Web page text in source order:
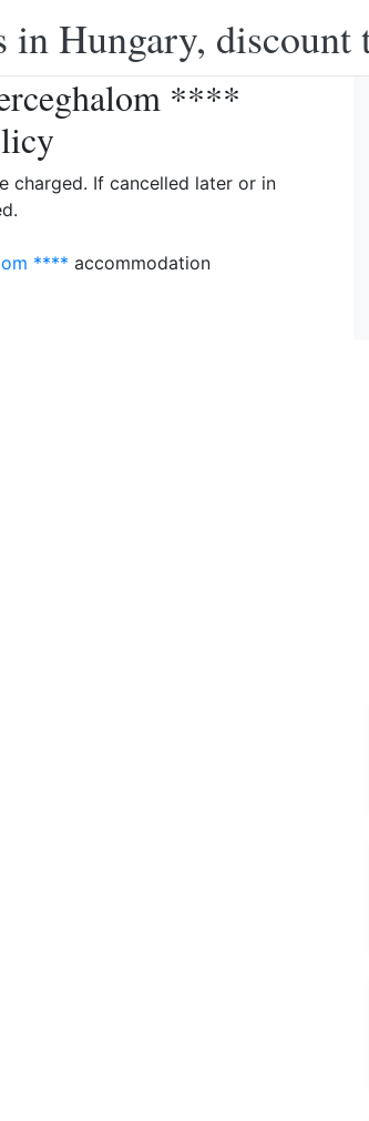
Hungary, discount
****
charged. If cancelled later or in
**** accommodation